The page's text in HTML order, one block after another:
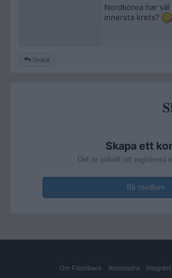
Nordkorea har
innersta krets?
Svara
Skapa ett
Det är enkelt att registrera
Bli medlem
Om Flashback Annonsera Integritet